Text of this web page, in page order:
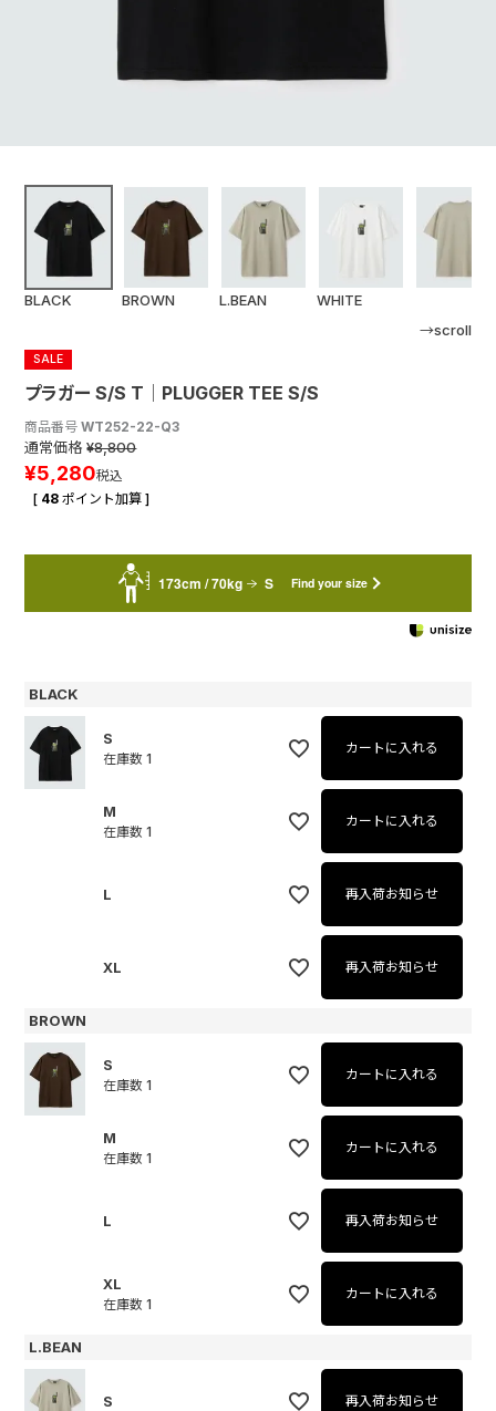
BLACK BROWN L.BEAN
WHITE
→scroll
SALE
プラガー S/S T│PLUGGER TEE S/S
商品番号 WT252-22-Q3
通常価格 ¥8,800
¥5,280税込
[ 48 ポイント加算 ]
173cm / 70kg S Find your size
BLACK
S
在庫数 1
カートに入れる
M
在庫数 1
カートに入れる
L 再入荷お知らせ
XL 再入荷お知らせ
BROWN
S
在庫数 1
カートに入れる
M
在庫数 1
カートに入れる
L 再入荷お知らせ
XL
在庫数 1
カートに入れる
L.BEAN
S 再入荷お知らせ